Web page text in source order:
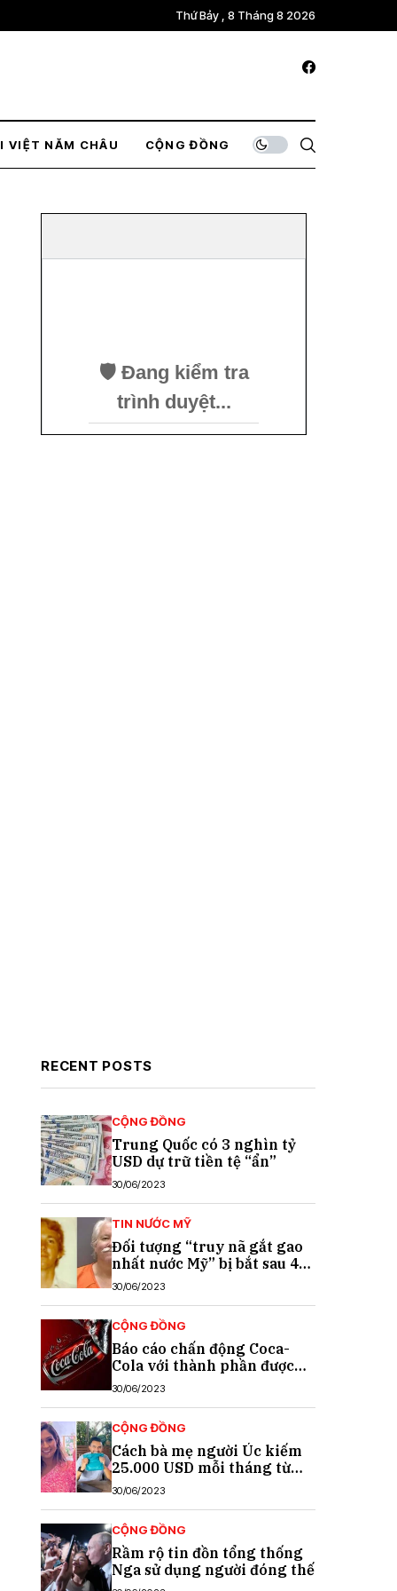
Thứ Bảy , 8 Tháng 8 2026
VIỆT NĂM CHÂU CỘNG ĐỒNG
RECENT POSTS
CỘNG ĐỒNG
Trung Quốc có 3 nghìn tỷ
USD dự trữ tiền tệ “ẩn”
30/06/2023
TIN NƯỚC MỸ
Đối tượng “truy nã gắt gao
nhất nước Mỹ” bị bắt sau 40
năm trốn chạy
30/06/2023
CỘNG ĐỒNG
Báo cáo chấn động Coca-
Cola với thành phần được
cho là chất gây ung thư
30/06/2023
CỘNG ĐỒNG
Cách bà mẹ người Úc kiếm
25.000 USD mỗi tháng từ
TikTok
30/06/2023
CỘNG ĐỒNG
Rầm rộ tin đồn tổng thống
Nga sử dụng người đóng thế